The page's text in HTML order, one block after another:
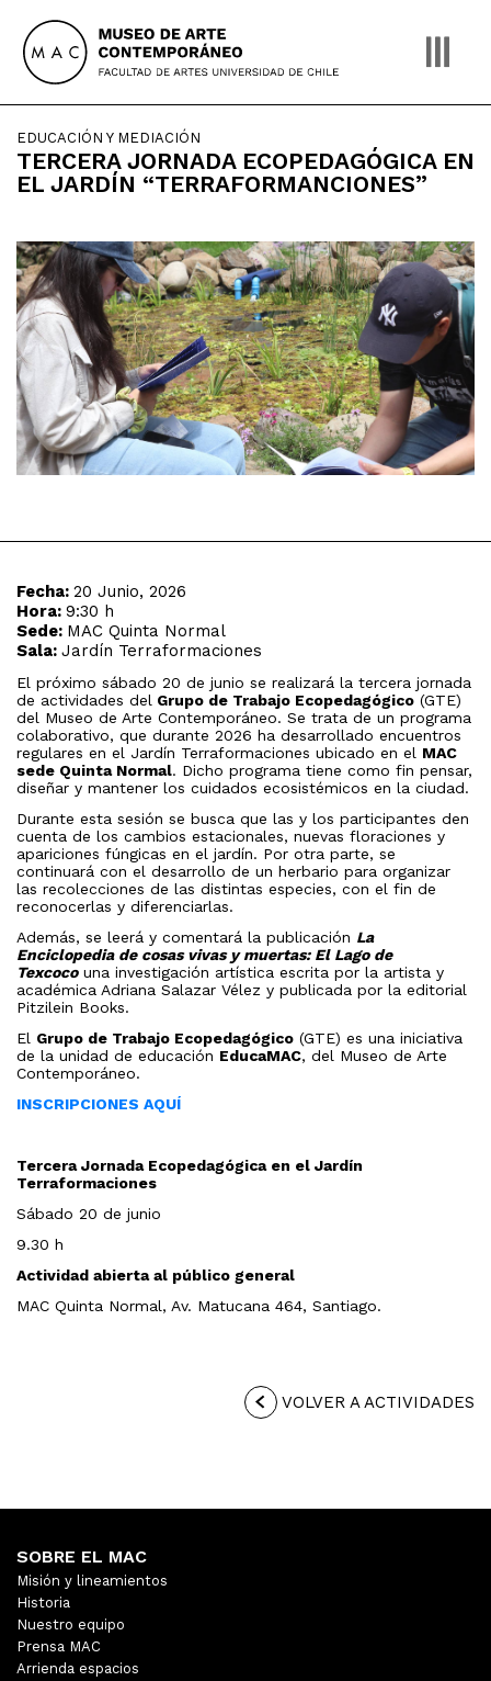
content
EDUCACIÓN Y MEDIACIÓN
TERCERA JORNADA ECOPEDAGÓGICA EN
EL JARDÍN “TERRAFORMANCIONES”
Fecha: 20 Junio, 2026
Hora: 9:30 h
Sede: MAC Quinta Normal
Sala: Jardín Terraformaciones
El próximo sábado 20 de junio se realizará la tercera jornada
de actividades del Grupo de Trabajo Ecopedagógico (GTE)
del Museo de Arte Contemporáneo. Se trata de un programa
colaborativo, que durante 2026 ha desarrollado encuentros
regulares en el Jardín Terraformaciones ubicado en el MAC
sede Quinta Normal. Dicho programa tiene como fin pensar,
diseñar y mantener los cuidados ecosistémicos en la ciudad.
Durante esta sesión se busca que las y los participantes den
cuenta de los cambios estacionales, nuevas floraciones y
apariciones fúngicas en el jardín. Por otra parte, se
continuará con el desarrollo de un herbario para organizar
las recolecciones de las distintas especies, con el fin de
reconocerlas y diferenciarlas.
Además, se leerá y comentará la publicación La
Enciclopedia de cosas vivas y muertas: El Lago de
Texcocouna investigación artística escrita por la artista y
académica Adriana Salazar Vélez y publicada por la editorial
Pitzilein Books.
El Grupo de Trabajo Ecopedagógico (GTE) es una iniciativa
de la unidad de educación EducaMAC, del Museo de Arte
Contemporáneo.
INSCRIPCIONES AQUÍ
Tercera Jornada Ecopedagógica en el Jardín
Terraformaciones
Sábado 20 de junio
9.30 h
Actividad abierta al público general
MAC Quinta Normal, Av. Matucana 464, Santiago.
VOLVER A ACTIVIDADES
SOBRE EL MAC
Misión y lineamientos
Historia
Nuestro equipo
Prensa MAC
Arrienda espacios